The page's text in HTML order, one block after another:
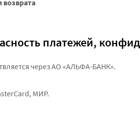
возврата
платежей,
через АО «АЛЬФА-БАНК».
МИР.